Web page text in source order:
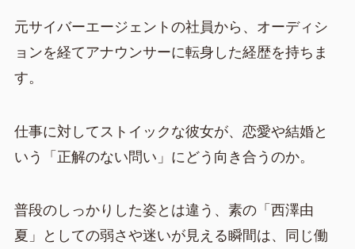
元サイバーエージェントの社員から、オーディシ
ョンを経てアナウンサーに転身した経歴を持ちま
す。
仕事に対してストイックな彼女が、恋愛や結婚と
いう「正解のない問い」にどう向き合うのか。
普段のしっかりした姿とは違う、素の「西澤由
夏」としての弱さや迷いが見える瞬間は、同じ働